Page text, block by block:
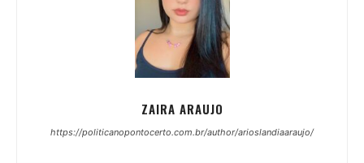
ZAIRA ARAUJO
https://politicanopontocerto.com.br/author/arioslandiaaraujo/